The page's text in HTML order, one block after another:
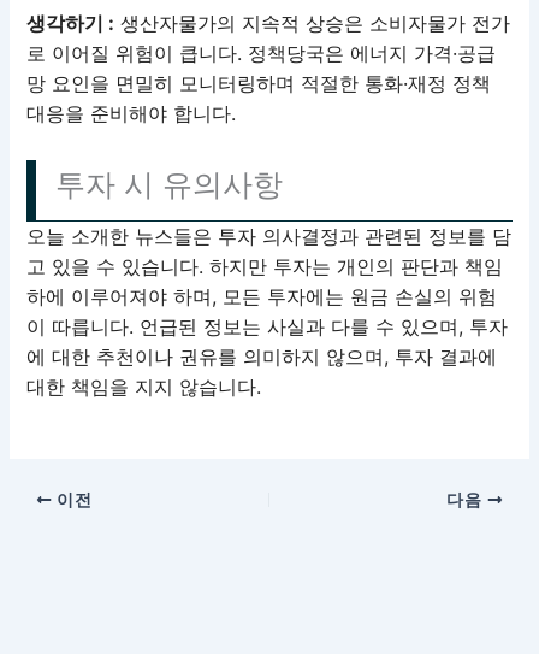
생각하기 : 생산자물가의 지속적 상승은 소비자물가 전가
로 이어질 위험이 큽니다. 정책당국은 에너지 가격·공급
망 요인을 면밀히 모니터링하며 적절한 통화·재정 정책
대응을 준비해야 합니다.
투자 시 유의사항
오늘 소개한 뉴스들은 투자 의사결정과 관련된 정보를 담
고 있을 수 있습니다. 하지만 투자는 개인의 판단과 책임
하에 이루어져야 하며, 모든 투자에는 원금 손실의 위험
이 따릅니다. 언급된 정보는 사실과 다를 수 있으며, 투자
에 대한 추천이나 권유를 의미하지 않으며, 투자 결과에
대한 책임을 지지 않습니다.
이전 다음